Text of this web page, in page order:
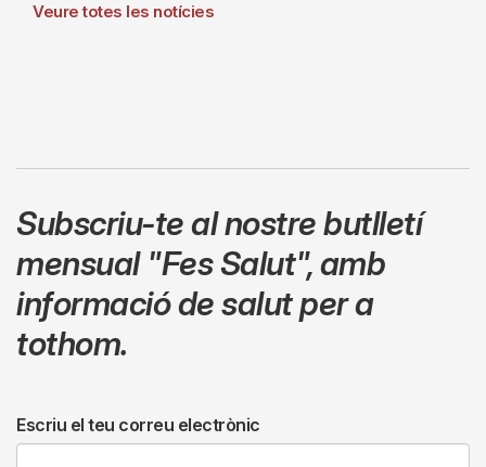
Veure totes les notícies
Subscriu-te al nostre butlletí
mensual "Fes Salut",amb
informació de salut per a
tothom.
Escriu el teu correu electrònic